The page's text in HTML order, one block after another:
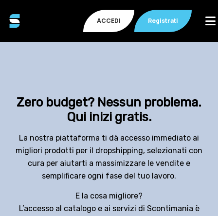
ACCEDI Registrati
Zero budget? Nessun problema.
Qui inizi gratis.
La nostra piattaforma ti dà accesso immediato ai
migliori prodotti per il dropshipping, selezionati con
cura per aiutarti a massimizzare le vendite e
semplificare ogni fase del tuo lavoro.
E la cosa migliore?
L’accesso al catalogo e ai servizi di Scontimania è